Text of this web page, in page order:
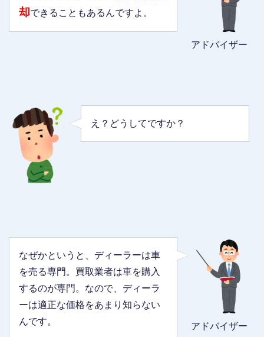
アドバイザー
却できることもあるんですよ。
え？どうしてですか？
アドバイザー
なぜかというと、ディーラーは車
を売る専門。買取業者は車を購入
するのが専門。なので、ディーラ
ーは適正な価格をあまり知らない
んです。